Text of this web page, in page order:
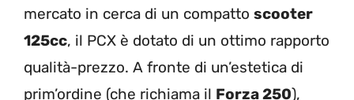
mercato in cerca di un compatto scooter
125cc, il PCX è dotato di un ottimo rapporto
qualità-prezzo. A fronte di un’estetica di
prim’ordine (che richiama il Forza 250),